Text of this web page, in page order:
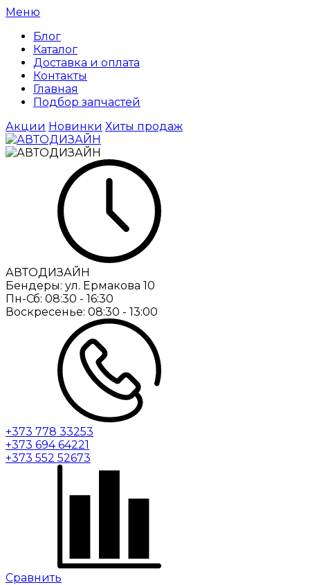
Меню
Блог
Каталог
Доставка и оплата
Контакты
Главная
Подбор запчастей
Акции Новинки Хиты продаж
АВТОДИЗАЙН
Бендеры: ул. Ермакова 10
Пн-Сб: 08:30 - 16:30
Воскресенье: 08:30 - 13:00
+373 778 33253
+373 694 64221
+373 552 52673
Сравнить